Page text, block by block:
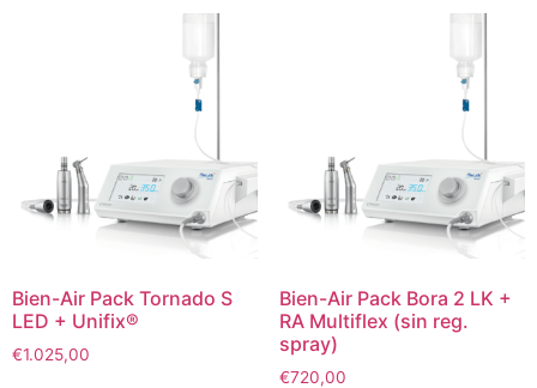
Bien-Air Pack Tornado S
LED + Unifix®
€1.025,00
Bien-Air Pack Bora 2 LK +
RA Multiflex (sin reg.
spray)
€720,00